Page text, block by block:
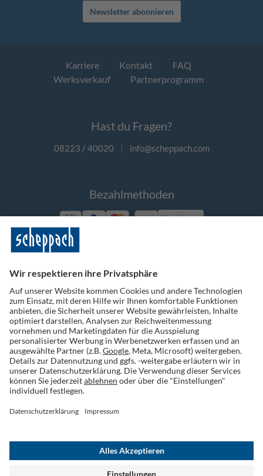
Newsletter abonnieren
Karriere Kontakt
FAQ
Werksverkauf
Partnerprogramm
Hast du Fragen?
08223 / 40020 | info@scheppach.com
Bezahlmethoden
Vorkasse
Folge uns auf Social Media
Widerruf einreichen